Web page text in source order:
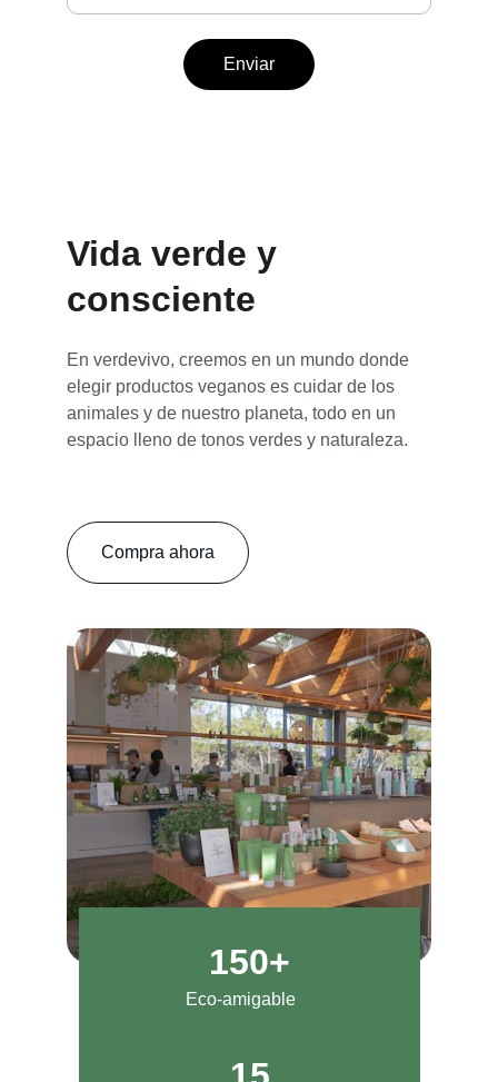
Enviar
Vida verde y
consciente
En verdevivo, creemos en un mundo donde
elegir productos veganos es cuidar de los
animales y de nuestro planeta, todo en un
espacio lleno de tonos verdes y naturaleza.
150+
Eco-amigable
Compra ahora